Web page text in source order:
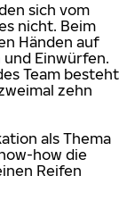
sich vom
nicht. Beim
Händen auf
Einwürfen.
Team besteht
zehn
als Thema
how die
Reifen